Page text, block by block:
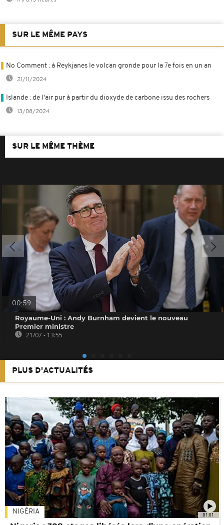
SUR LE MÊME PAYS
No Comment : à Reykjanes le volcan gronde pour la 7e fois en un an
21/11/2024
Islande : de l'air pur à partir du dioxyde de carbone issu des rochers
13/08/2024
SUR LE MÊME THÈME
00:59
Royaume-Uni : Andy Burnham devient le nouveau
Premier ministre
21/07 - 13:55
PLUS D'ACTUALITÉS
01:01
NIGÉRIA